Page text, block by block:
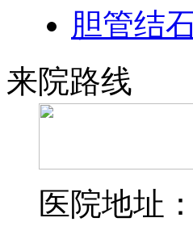
胆管结
来院路线
医院地址：